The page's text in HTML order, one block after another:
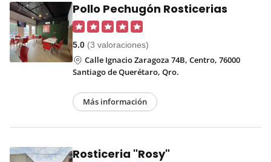
Pollo Pechugón Rosticerias
5.0 (3 valoraciones)
Calle Ignacio Zaragoza 74B, Centro, 76000
Santiago de Querétaro, Qro.
Más información
Rosticeria "Rosy"